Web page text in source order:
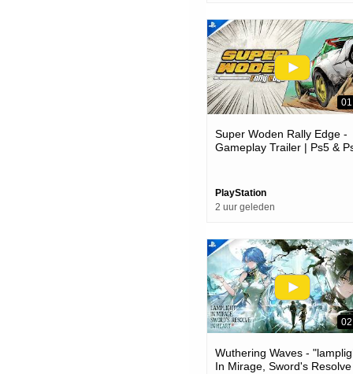
Super Woden Rally Edge -
Gameplay Trailer | Ps5 &
PlayStation
2 uur geleden
Wuthering Waves -
In Mirage, Sword's